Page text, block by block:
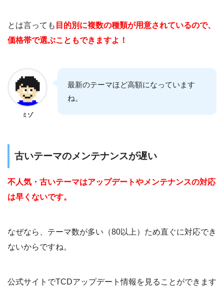
とは言っても 目的別に複数の種類が用意されているので、
価格帯で選ぶこともできますよ！
ミゾ
最新のテーマほど高額になっています
ね。
古いテーマのメンテナンスが遅い
不人気・古いテーマはアップデートやメンテナンスの対応
は早くないです。
なぜなら、テーマ数が多い（80以上）ため直ぐに対応でき
ないからですね。
公式サイトでTCDアップデート情報を見ることができます